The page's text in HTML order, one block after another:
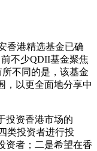
香港精选基金已确
不少QDII基金聚焦
不同的是，该基金
，以更全面地分享中
投资香港市场的
类投资者进行投
资者；二是希望在香